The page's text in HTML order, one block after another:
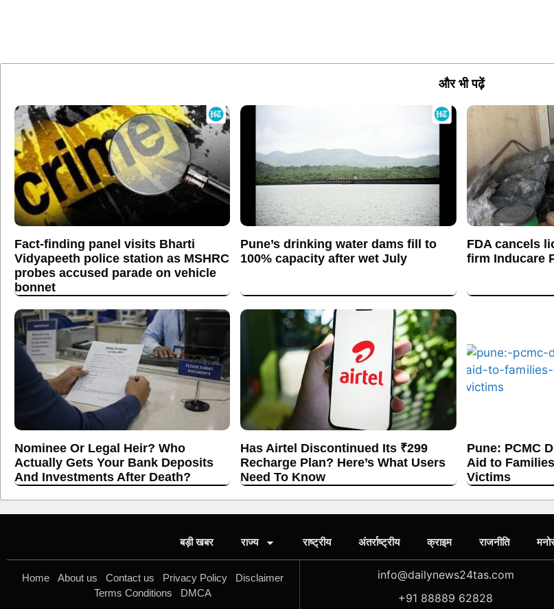
और भी पढ़ें
Fact-finding panel visits Bharti
Vidyapeeth police station as MSHRC
probes accused parade on vehicle
bonnet
Pune’s drinking water dams fill to
100% capacity after wet July
FDA cancels
firm Inducare
Nominee Or Legal Heir? Who
Actually Gets Your Bank Deposits
And Investments After Death?
Has Airtel Discontinued Its ₹299
Recharge Plan? Here’s What Users
Need To Know
Pune: PCMC
Aid to
Victims
बड़ी खबर राज्य राष्ट्रीय अंतर्राष्ट्रीय क्राइम राजनीति
Home About us Contact us Privacy Policy
Disclaimer
Terms Conditions
DMCA
info@dailynews24tas.com
+91 88889 62828